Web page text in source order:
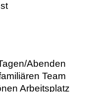
Abenden
Team
Arbeitsplatz